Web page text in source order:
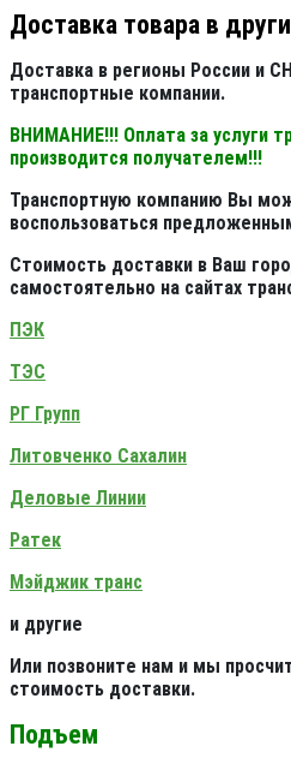
Доставка товара в
Доставка в регионы России и
транспортные компании.
ВНИМАНИЕ!!! Оплата за услуги
производится получателем!!!
Транспортную компанию Вы
воспользоваться
Стоимость доставки в Ваш
самостоятельно на сайтах
ПЭК
ТЭС
РГ Групп
Литовченко Сахалин
Деловые Линии
Ратек
Мэйджик транс
и другие
Или позвоните нам и мы
стоимость доставки.
Подъем